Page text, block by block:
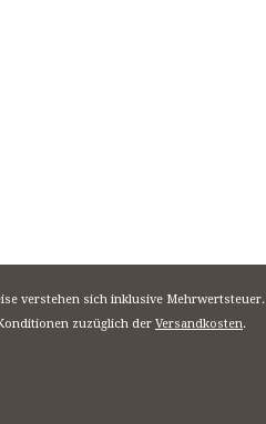
verstehen sich inklusive Mehrwertsteuer.
zuzüglich der Versandkosten.